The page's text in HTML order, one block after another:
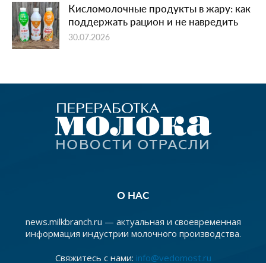
Кисломолочные продукты в жару: как
поддержать рацион и не навредить
30.07.2026
О НАС
news.milkbranch.ru — актуальная и своевременная
информация индустрии молочного производства.
Свяжитесь с нами: info@vedomost.ru